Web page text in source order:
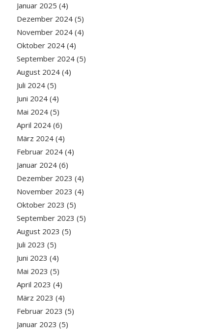
Januar 2025 (4)
Dezember 2024(5)
November 2024(4)
Oktober 2024(4)
September 2024(5)
August 2024(4)
Juli 2024(5)
Juni 2024(4)
Mai 2024(5)
April 2024(6)
März 2024(4)
Februar 2024(4)
Januar 2024(6)
Dezember 2023 (4)
November 2023 (4)
Oktober 2023 (5)
September 2023 (5)
August 2023 (5)
Juli 2023 (5)
Juni 2023 (4)
Mai 2023 (5)
April 2023 (4)
März 2023 (4)
Februar 2023 (5)
Januar 2023 (5)